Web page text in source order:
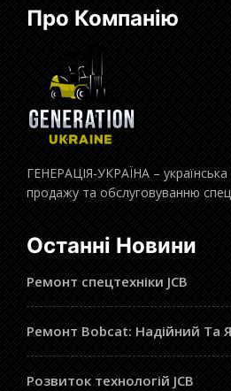
Про Компанію
ГЕНЕРАЦІЯ-УКРАЇНА – українська
продажу та обслуговуванню
Останні Новини
Ремонт спецтехніки JCB
Ремонт Bobcat: Надійний Та
Розвиток технологій JCB